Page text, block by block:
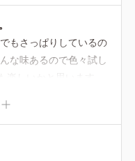
もさっぱりしているの
な味あるので色々試し
楽しいかと思います。